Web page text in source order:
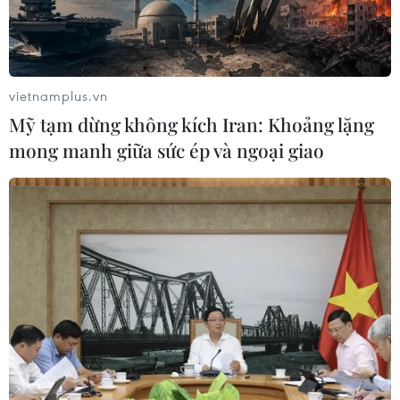
Phát huy vai trò KOL, KOC trong xây
dựng không gian mạng văn minh, an
toàn
10/08/2026 12:15
Phát hiện, quy tập được 256 bộ hài
cốt liệt sỹ tại Công viên Lê Thị Riêng
10/08/2026 12:07
Thành phố Hồ Chí Minh bắn pháo
hoa tại 7 điểm chào mừng 81 năm
Quốc khánh
10/08/2026 12:00
vietnamplus.vn
Mỹ tạm dừng không kích Iran: Khoảng lặng
mong manh giữa sức ép và ngoại giao